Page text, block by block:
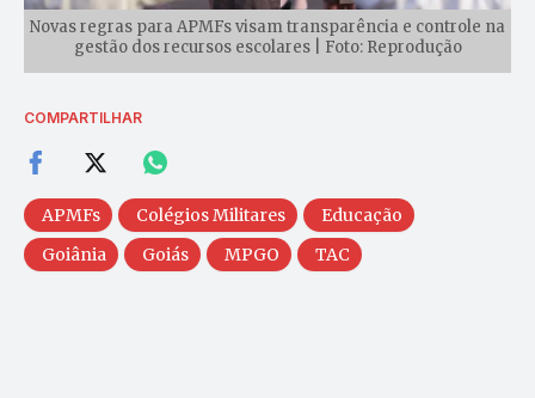
Novas regras para APMFs visam transparência e controle na
gestão dos recursos escolares | Foto: Reprodução
COMPARTILHAR
APMFs Colégios Militares
Educação
Goiânia
Goiás MPGO TAC